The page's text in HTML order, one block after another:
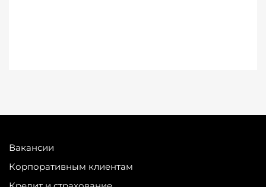
Вакансии
Корпоративным клиентам